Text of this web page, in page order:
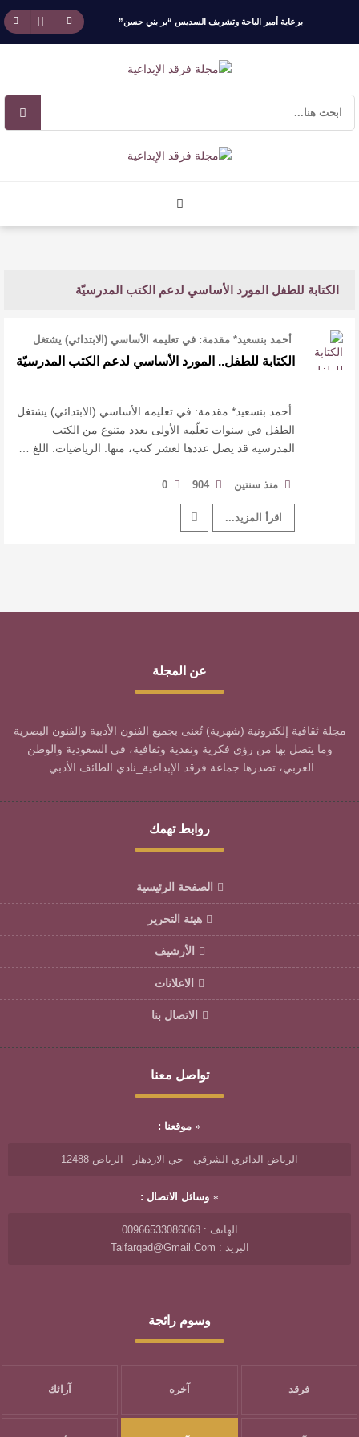
برعاية أمير الباحة وتشريف السديس “بر بني حسن”
تكرّم الفائزين بجائزة “رواد العمل التطوعي 4”
جائزة المهندس زياد الزهراني للتفوق العلمي تكرّم
الروائي جابر محمد مدخلي: أحضر داخل رواياتي
بحذر، والثقافة قوتنا الناعمة لمخاطبة العالم.
القيمة الأدبية بين استحقاق النص وسلطة الجائزة
​ اللون الأحمر وشاح سردية الأدب وسر رمزية
النصوص
آليات البناء الاستهلالي في رواية : ( على كف رتويت )
للدكتورة زينب الخضيري
الكتابة للطفل المورد الأساسي لدعم الكتب المدرسيّة
أحمد بنسعيد* مقدمة: في تعليمه الأساسي (الابتدائي) يشتغل
الطفل في سنوات تعلّمه ا …
الكتابة للطفل.. المورد الأساسي لدعم الكتب المدرسيّة
أحمد بنسعيد* مقدمة: في تعليمه الأساسي (الابتدائي) يشتغل
الطفل في سنوات تعلّمه الأولى بعدد متنوع من الكتب
المدرسية قد يصل عددها لعشر كتب، منها: الرياضيات. اللغ …
منذ سنتين 904
0
اقرأ المزيد...
عن المجلة
مجلة ثقافية إلكترونية (شهرية) تُعنى بجميع الفنون الأدبية والفنون البصرية
وما يتصل بها من رؤى فكرية ونقدية وثقافية، في السعودية والوطن
العربي، تصدرها جماعة فرقد الإبداعية_نادي الطائف الأدبي.
روابط تهمك
الصفحة الرئيسية
هيئة التحرير
الأرشيف
الاعلانات
الاتصال بنا
تواصل معنا
موقعنا :
الرياض الدائري الشرقي - حي الازدهار - الرياض 12488
وسائل الاتصال :
الهاتف : 00966533086068
البريد : Taifarqad@gmail.com
وسوم رائجة
فرقد آخره آرائك